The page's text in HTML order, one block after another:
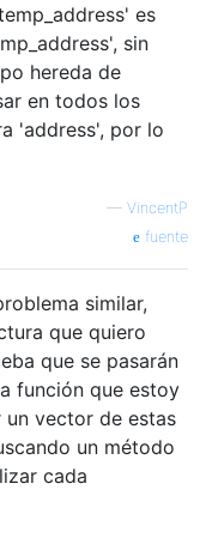
es
sin
hereda de
en todos los
'address', por lo
— VincentP
fuente
similar,
que quiero
que se pasarán
función que estoy
un vector de estas
un método
cada